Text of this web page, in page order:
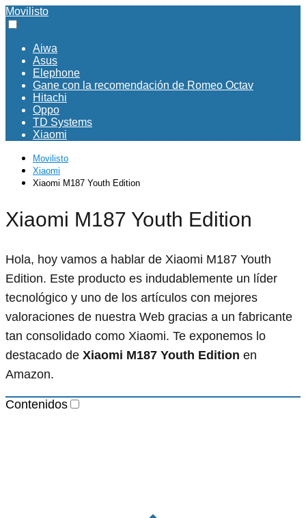
Movilisto
Aiwa
Asus
Elephone
Gane con la recomendación de Romeo Octav
Hitachi
Oppo
TD Systems
Xiaomi
Movilisto
Xiaomi
Xiaomi M187 Youth Edition
Xiaomi M187 Youth Edition
Hola, hoy vamos a hablar de Xiaomi M187 Youth
Edition. Este producto es indudablemente un líder
tecnológico y uno de los artículos con mejores
valoraciones de nuestra Web gracias a un fabricante
tan consolidado como Xiaomi. Te exponemos lo
destacado de Xiaomi M187 Youth Edition en
Amazon.
Contenidos